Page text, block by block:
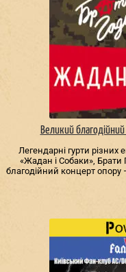
Великий
Легендарні гурти різних
«Жадан і Собаки», Брати
благодійний концерт опору